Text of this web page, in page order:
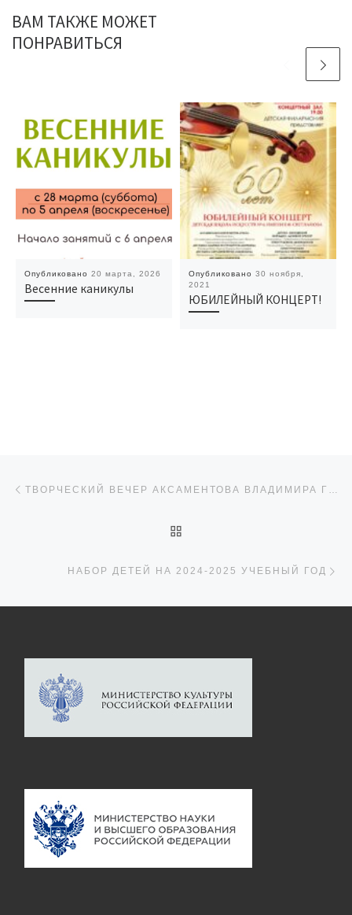
ВАМ ТАКЖЕ МОЖЕТ
ПОНРАВИТЬСЯ
Опубликовано20 марта, 2026
Весенние каникулы
Опубликовано30 ноября,
2021
ЮБИЛЕЙНЫЙ КОНЦЕРТ!
НАБОР ДЕТЕЙ НА 2024-2025 УЧЕБНЫЙ ГОД